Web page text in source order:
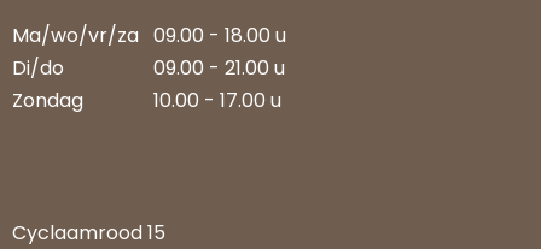
Ma/wo/vr/za 09.00 - 18.00 u
Di/do
09.00 - 21.00 u
Zondag
10.00 - 17.00 u
Cyclaamrood 15